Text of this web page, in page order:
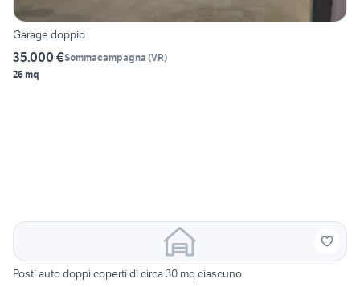
Garage doppio
35.000 €Sommacampagna (VR)
26 mq
Posti auto doppi coperti di circa 30 mq ciascuno